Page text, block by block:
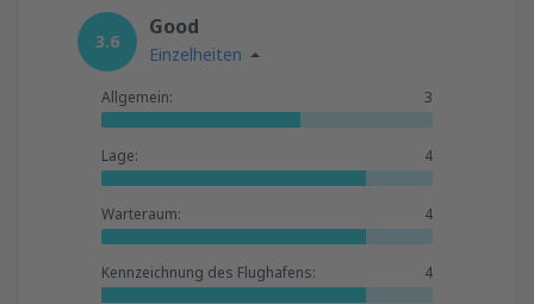
3.6
Good
Einzelheiten
Allgemein: 3
Lage: 4
Warteraum: 4
Kennzeichnung des Flughafens: 4